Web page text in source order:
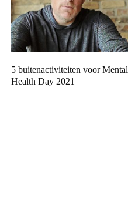
5 buitenactiviteiten voor Mental
Health Day 2021